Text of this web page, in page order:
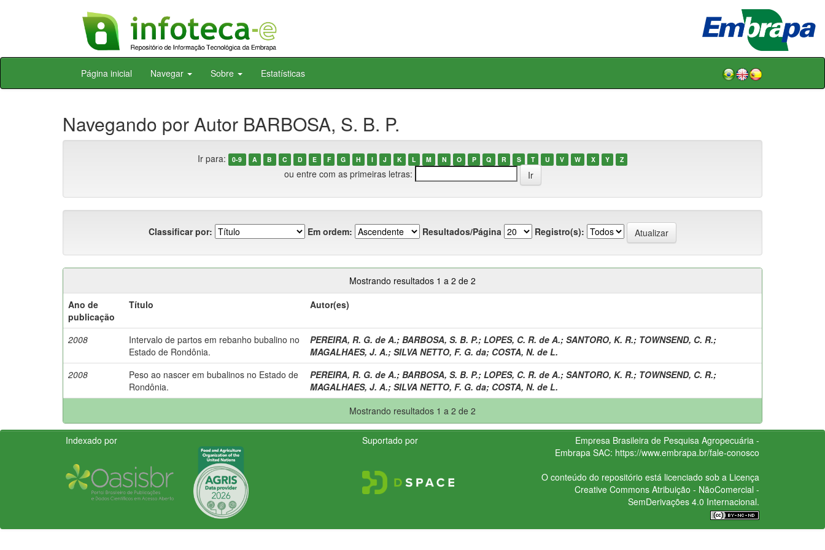
Skip
Página inicial Navegar Sobre Estatísticas
Navegando por Autor BARBOSA, S. B. P.
Ir para: 0-9 A B C D E F G H I J K L M N O P Q R S T U V W X Y Z
ou entre com as primeiras letras:
Classificar por: Em ordem: Resultados/Página Registro(s):
Mostrando resultados 1 a 2 de 2
Ano de
publicação
Título Autor(es)
2008
Intervalo de partos em rebanho bubalino no
Estado de Rondônia.
PEREIRA, R. G. de A.; BARBOSA, S. B. P.; LOPES, C. R. de A.; SANTORO, K. R.; TOWNSEND, C. R.;
MAGALHAES, J. A.; SILVA NETTO, F. G. da; COSTA, N. de L.
2008
Peso ao nascer em bubalinos no Estado de
Rondônia.
PEREIRA, R. G. de A.; BARBOSA, S. B. P.; LOPES, C. R. de A.; SANTORO, K. R.; TOWNSEND, C. R.;
MAGALHAES, J. A.; SILVA NETTO, F. G. da; COSTA, N. de L.
Mostrando resultados 1 a 2 de 2
Indexado por Suportado por
Empresa Brasileira de Pesquisa Agropecuária -
Embrapa SAC: https://www.embrapa.br/fale-conosco
O conteúdo do repositório está licenciado sob a Licença
Creative CommonsAtribuição - NãoComercial -
SemDerivações 4.0 Internacional.